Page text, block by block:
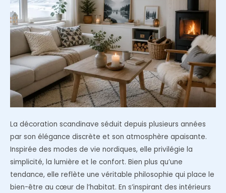
rédaction
La décoration scandinave séduit depuis plusieurs années
par son élégance discrète et son atmosphère apaisante.
Inspirée des modes de vie nordiques, elle privilégie la
simplicité, la lumière et le confort. Bien plus qu’une
tendance, elle reflète une véritable philosophie qui place le
bien-être au cœur de l’habitat. En s’inspirant des intérieurs